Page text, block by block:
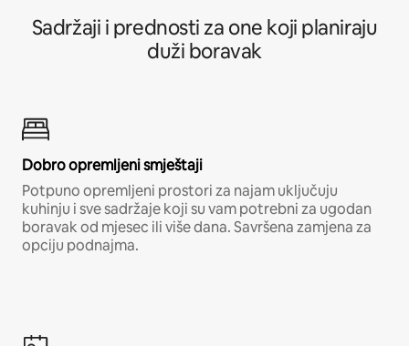
Sadržaji i prednosti za one koji planiraju
duži boravak
Dobro opremljeni smještaji
Potpuno opremljeni prostori za najam uključuju
kuhinju i sve sadržaje koji su vam potrebni za ugodan
boravak od mjesec ili više dana. Savršena zamjena za
opciju podnajma.